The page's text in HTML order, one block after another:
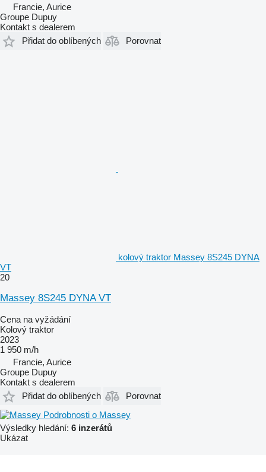
Francie, Aurice
Groupe Dupuy
Kontakt s dealerem
Přidat do oblíbených
Porovnat
kolový traktor Massey 8S245 DYNA
VT
20
Massey 8S245 DYNA VT
Cena na vyžádání
Kolový traktor
2023
1 950 m/h
Francie, Aurice
Groupe Dupuy
Kontakt s dealerem
Přidat do oblíbených
Porovnat
Podrobnosti o Massey
Výsledky hledání: 6 inzerátů
Ukázat